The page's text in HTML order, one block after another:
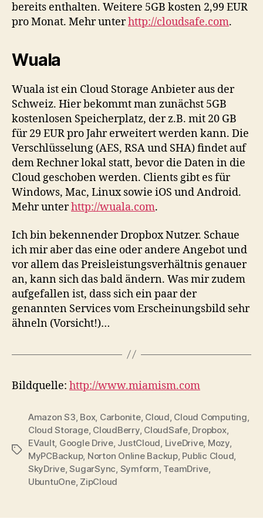
bereits enthalten. Weitere 5GB kosten 2,99 EUR
pro Monat. Mehr unterhttp://cloudsafe.com.
Wuala
Wuala ist ein Cloud Storage Anbieter aus der
Schweiz. Hier bekommt man zunächst 5GB
kostenlosen Speicherplatz, der z.B. mit 20 GB
für 29 EUR pro Jahr erweitert werden kann. Die
Verschlüsselung (AES, RSA und SHA) findet auf
dem Rechner lokal statt, bevor die Daten in die
Cloud geschoben werden. Clients gibt es für
Windows, Mac, Linux sowie iOS und Android.
Mehr unterhttp://wuala.com.
Ich bin bekennender Dropbox Nutzer. Schaue
ich mir aber das eine oder andere Angebot und
vor allem das Preisleistungsverhältnis genauer
an, kann sich das bald ändern. Was mir zudem
aufgefallen ist, dass sich ein paar der
genannten Services vom Erscheinungsbild sehr
ähneln (Vorsicht!)…
Bildquelle: http://www.miamism.com
Tags
Amazon S3 Box, Carbonite, Cloud Cloud Computing
Cloud Storage, CloudBerry, CloudSafe, Dropbox,
EVault, Google Drive, JustCloud LiveDrive, Mozy,
MyPCBackup, Norton Online Backup, Public Cloud
SkyDrive,SugarSync Symform TeamDrive
UbuntuOne, ZipCloud